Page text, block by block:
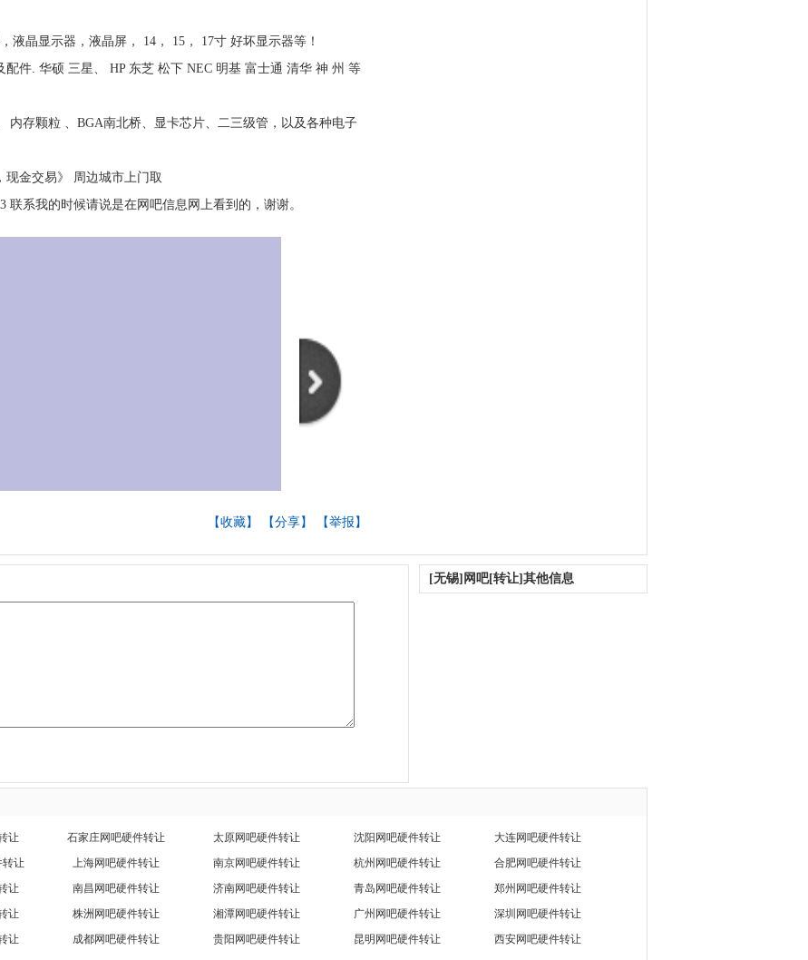
液晶显示器，液晶屏， 14， 15， 17寸 好坏显示器等！
华硕 三星、 HP 东芝 松下 NEC 明基 富士通 清华 神 州 等
颗粒 、BGA南北桥、显卡芯片、二三级管，以及各种电子
交易》 周边城市上门取
联系我的时候请说是在网吧信息网上看到的，谢谢。
【收藏】 【分享】 【举报】
[无锡]网吧[转让]其他信息
让 石家庄网吧硬件转让 太原网吧硬件转让 沈阳网吧硬件转让
大连网吧硬件转让
转让 上海网吧硬件转让 南京网吧硬件转让 杭州网吧硬件转让
合肥网吧硬件转让
让 南昌网吧硬件转让 济南网吧硬件转让 青岛网吧硬件转让
郑州网吧硬件转让
让 株洲网吧硬件转让 湘潭网吧硬件转让 广州网吧硬件转让
深圳网吧硬件转让
让 成都网吧硬件转让 贵阳网吧硬件转让 昆明网吧硬件转让 西安网吧硬件转让